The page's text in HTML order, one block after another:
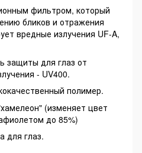
фильтром, который
бликов и отражения
вредные излучения UF-A,
защиты для глаз от
- UV400.
полимер.
(изменяет цвет
до 85%)
для глаз.